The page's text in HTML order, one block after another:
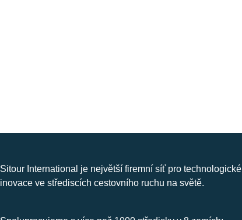
Sitour International je největší firemní síť pro technologické
inovace ve střediscích cestovního ruchu na světě.